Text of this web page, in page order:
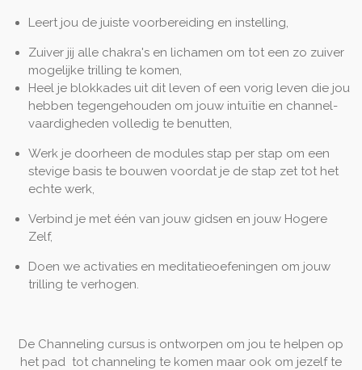
Leert jou de juiste voorbereiding en instelling,
Zuiver jij alle chakra's en lichamen om tot een zo zuiver
mogelijke trilling te komen,
Heel je blokkades uit dit leven of een vorig leven die jou
hebben tegengehouden om jouw intuïtie en channel-
vaardigheden volledig te benutten,
Werk je doorheen de modules stap per stap om een
stevige basis te bouwen voordat je de stap zet tot het
echte werk,
Verbind je met één van jouw gidsen en jouw Hogere
Zelf,
Doen we activaties en meditatieoefeningen om jouw
trilling te verhogen.
De Channeling cursus is ontworpen om jou te helpen op
het pad tot channeling te komen maar ook om jezelf te